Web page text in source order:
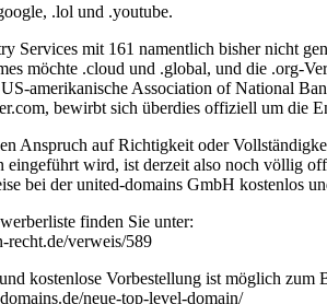
.lol und .youtube.
Services mit 161 namentlich bisher nicht
möchte .cloud und .global, und die .org-
amerikanische Association of National
bewirbt sich überdies offiziell um die
Anspruch auf Richtigkeit oder
eingeführt wird, ist derzeit also noch völlig
bei der united-domains GmbH kostenlos
finden Sie unter:
verweis/589
kostenlose Vorbestellung ist möglich zum
neue-top-level-domain/